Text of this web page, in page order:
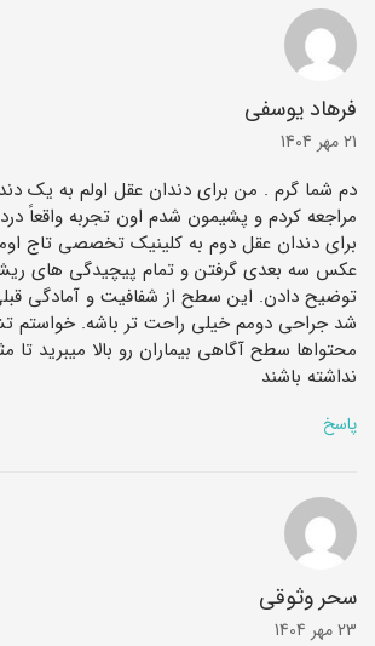
فرهاد یوسفی
21 مهر 1404
دم شما گرم . من برای دندان عقل اولم به یک
مراجعه کردم و پشیمون شدم اون تجربه واقعاً
برای دندان عقل دوم به کلینیک تخصصی تاج
عکس سه ‌بعدی گرفتن و تمام پیچیدگی‌ های
توضیح دادن. این سطح از شفافیت و آمادگی
شد جراحی دومم خیلی راحت‌ تر باشه. خواستم
محتواها سطح آگاهی بیماران رو بالا میبرید تا
نداشته باشند
پاسخ
سحر وثوقی
23 مهر 1404